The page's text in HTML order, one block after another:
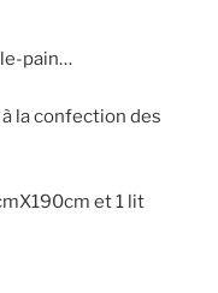
pain…
la confection des
et 1 lit